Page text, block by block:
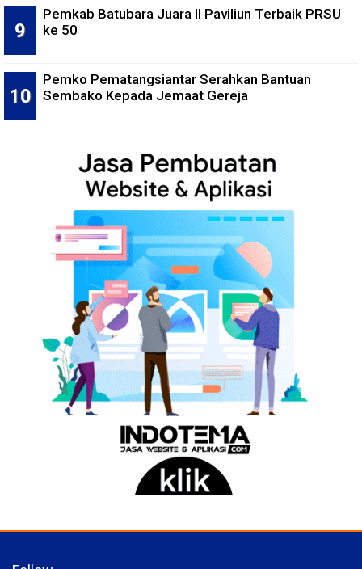
Pemkab Batubara Juara II Paviliun Terbaik PRSU
ke 50
Pemko Pematangsiantar Serahkan Bantuan
Sembako Kepada Jemaat Gereja